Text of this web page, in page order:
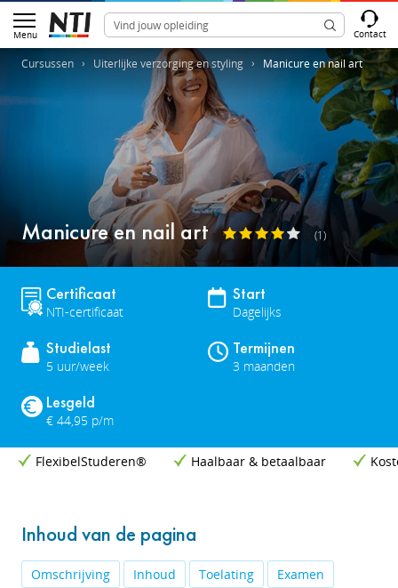
Menu Contact
Cursussen Uiterlijke verzorging en styling Manicure en nail art
Manicure en nail art (1)
Certificaat
NTI-certificaat
Start
Dagelijks
Studielast
5 uur/week
Termijnen
3 maanden
Lesgeld
€ 44,95 p/m
FlexibelStuderen® Haalbaar & betaalbaar
Inhoud van de pagina
Omschrijving Inhoud Toelating Examen